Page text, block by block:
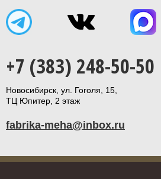
+7 (383) 248-50-50
Новосибирск, ул. Гоголя, 15,
ТЦ Юпитер, 2 этаж
fabrika-meha@inbox.ru